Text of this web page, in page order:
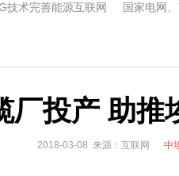
技术完善能源互联网 国家电网
网验收投运
能而创新——第五届国际储能峰会
气污染防治，打造清洁型绿色工业
厂投产 助
2018-03-08 来源：互联网 中